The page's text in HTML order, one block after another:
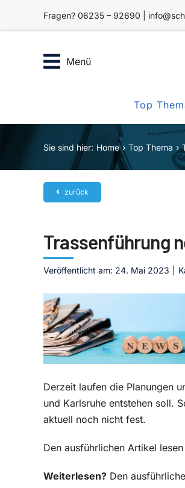
Fragen? 06235 – 92690 |
Menü
Top
Sie sind hier: Home Top Thema
zurück
Trassenführung
Veröffentlicht am: 24. Mai 2023
Derzeit laufen die Planungen
und Karlsruhe entstehen soll.
aktuell noch nicht fest.
Den ausführlichen Artikel
Weiterlesen? Den